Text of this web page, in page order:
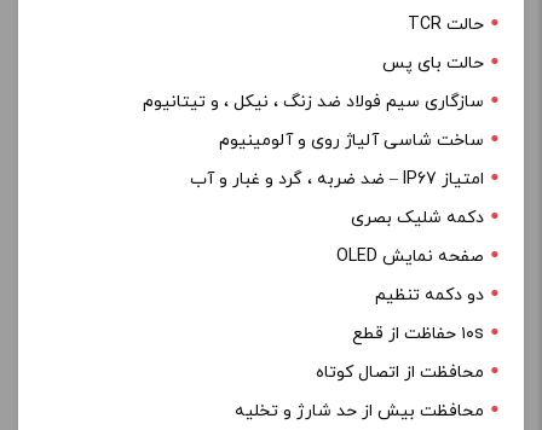
حالت TCR
حالت بای پس
سازگاری سیم فولاد ضد زنگ ، نیکل ، و تیتانیوم
ساخت شاسی آلیاژ روی و آلومینیوم
امتیاز IP67 – ضد ضربه ، گرد و غبار و آب
دکمه شلیک بصری
صفحه نمایش OLED
دو دکمه تنظیم
۱۰s حفاظت از قطع
محافظت از اتصال کوتاه
محافظت بیش از حد شارژ و تخلیه